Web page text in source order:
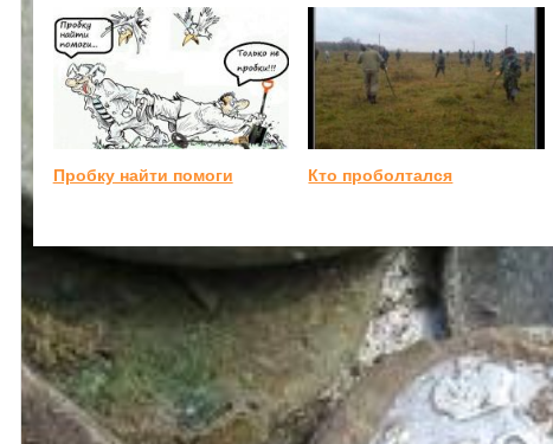
Пробку найти помоги Кто проболтался